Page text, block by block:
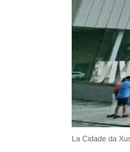
La Cidade da